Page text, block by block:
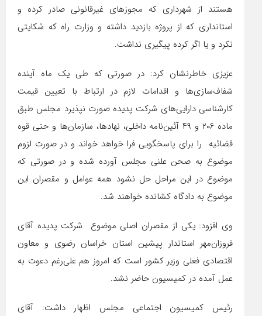
هستند از شهرداری که مجوزهای غیرقانونی صادر کرده و
استانداری که از پروژه بازدید داشته و وزارت راه که شکایتی
نکرد و یا اگر کرده پیگیری نداشت.
عزیزی خاطرنشان کرد: در صورتی که طی یک ماه آینده
شفاف‌سازی‌ها و اقدامات لازم در ارتباط با تعیین قیمت
کارشناسی دارایی‌های شرکت پدیده صورت نپذیرد مجلس طبق
ماده ۲۰۶ و ۴۹ آئین‌نامه داخلی، نهادها، سازمان‌ها و حتی قوه
قضائیه را برای پاسخگویی فرا خواهد خواند و در صورت لزوم
موضوع به صحن علنی مجلس آورده شده و در صورتی که
موضوع در این مراحل حل نشود همه عوامل و مقصران این
موضوع به دادگاه کشانده خواهند شد.
وی افزود: یکی از مقصران اصلی موضوع شرکت پدیده آقای
فروزان‌مهر استاندار پیشین استان خراسان رضوی و معاون
اقتصادی فعلی وزیر کشور است که امروز هم علی‌رغم دعوت به
عمل آمده در کمیسیون حاضر نشد.
رئیس کمیسیون اجتماعی مجلس اظهار داشت: آقای